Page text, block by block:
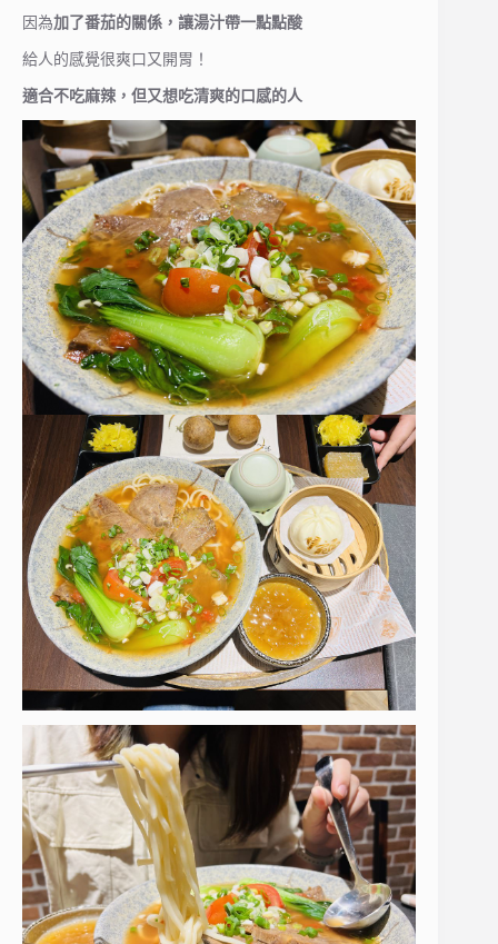
因為加了番茄的關係，讓湯汁帶一點點酸
給人的感覺很爽口又開胃！
適合不吃麻辣，但又想吃清爽的口感的人